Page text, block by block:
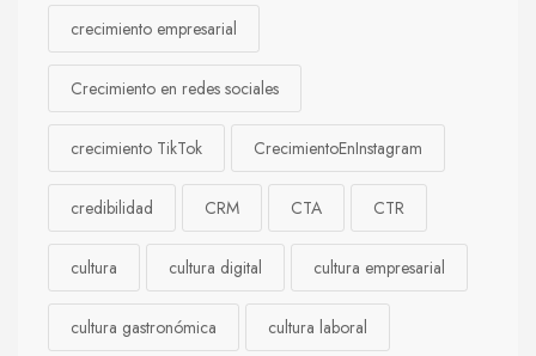
crecimiento empresarial
Crecimiento en redes sociales
crecimiento TikTok CrecimientoEnInstagram
credibilidad CRM CTA CTR
cultura cultura digital cultura empresarial
cultura gastronómica cultura laboral